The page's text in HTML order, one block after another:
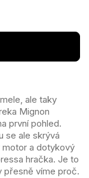
ale taky
Mignon
první pohled.
se ale skrývá
motor a dotykový
hračka. Je to
přesně víme proč.